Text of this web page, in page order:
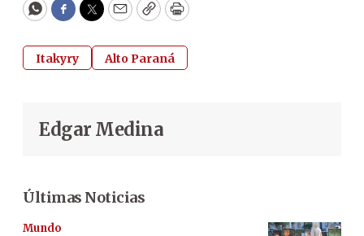
WhatsApp
Facebook
Twitter
EmailCopyPrint
Itakyry Alto Paraná
Edgar Medina
Últimas Noticias
Mundo